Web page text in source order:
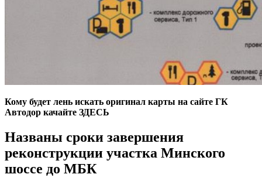
Кому будет лень искать оригинал карты на сайте ГК
Автодор качайте ЗДЕСЬ
Названы сроки завершения
реконструкции участка Минского
шоссе до МБК